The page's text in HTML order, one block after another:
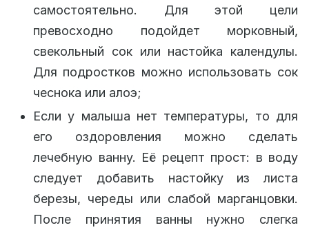
самостоятельно. Для этой цели
превосходно подойдет морковный,
свекольный сок или настойка календулы.
Для подростков можно использовать сок
чеснока или алоэ;
Если у малыша нет температуры, то для
его оздоровления можно сделать
лечебную ванну. Её рецепт прост: в воду
следует добавить настойку из листа
березы, череды или слабой марганцовки.
После принятия ванны нужно слегка